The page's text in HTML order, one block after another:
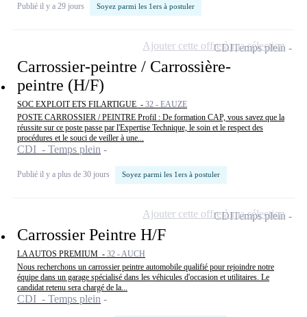
Publié il y a 29 jours Soyez parmi les 1ers à postuler
Carrossier-peintre / Carrossière-
peintre (H/F)
SOC EXPLOIT ETS FILARTIGUE - 32 - EAUZE
POSTE CARROSSIER / PEINTRE Profil : De formation CAP, vous savez que la
réussite sur ce poste passe par l'Expertise Technique, le soin et le respect des
procédures et le souci de veiller à une...
CDI - Temps plein
Publié il y a plus de 30 jours Soyez parmi les 1ers à postuler
CDITemps plein
Ajouter cette offre à ma sélection
Carrossier Peintre H/F
LA AUTOS PREMIUM - 32 - AUCH
Nous recherchons un carrossier peintre automobile qualifié pour rejoindre notre
équipe dans un garage spécialisé dans les véhicules d'occasion et utilitaires. Le
candidat retenu sera chargé de la...
CDI - Temps plein
CDITemps plein
Ajouter cette offre à ma sélection